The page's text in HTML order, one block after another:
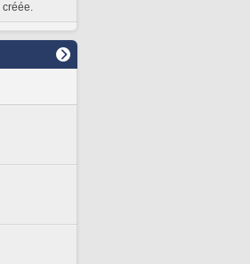
créée.